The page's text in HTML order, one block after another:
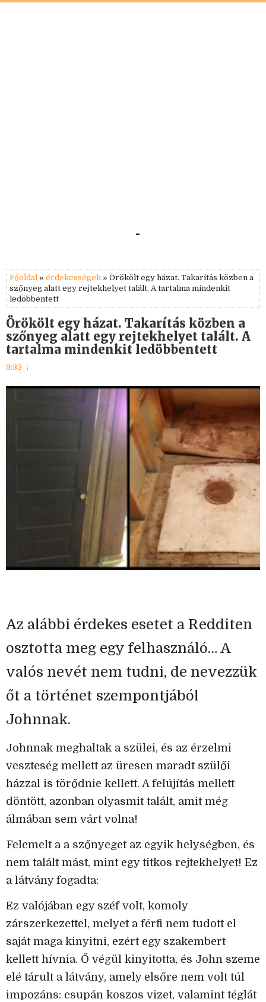
-
Főoldal » érdekességek » Örökölt egy házat. Takarítás közben a
szőnyeg alatt egy rejtekhelyet talált. A tartalma mindenkit
ledöbbentett
Örökölt egy házat. Takarítás közben a
szőnyeg alatt egy rejtekhelyet talált. A
tartalma mindenkit ledöbbentett
9:33
Az alábbi érdekes esetet a Redditen
osztotta meg egy felhasználó… A
valós nevét nem tudni, de nevezzük
őt a történet szempontjából
Johnnak.
Johnnak meghaltak a szülei, és az érzelmi
veszteség mellett az üresen maradt szülői
házzal is törődnie kellett. A felújítás mellett
döntött, azonban olyasmit talált, amit még
álmában sem várt volna!
Felemelt a a szőnyeget az egyik helységben, és
nem talált mást, mint egy titkos rejtekhelyet! Ez
a látvány fogadta:
Ez valójában egy széf volt, komoly
zárszerkezettel, melyet a férfi nem tudott el
saját maga kinyitni, ezért egy szakembert
kellett hívnia. Ő végül kinyitotta, és John szeme
elé tárult a látvány, amely elsőre nem volt túl
impozáns: csupán koszos vizet, valamint téglát